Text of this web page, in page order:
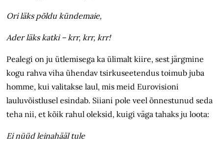
Ori läks põldu kündemaie,
Ader läks katki – krr, krr, krr!
Pealegi on ju ütlemisega ka ülimalt kiire, sest järgmine
kogu rahva viha ühendav tsirkuseetendus toimub juba
homme, kui valitakse laul, mis meid Eurovisioni
lauluvõistlusel esindab. Siiani pole veel õnnestunud seda
teha nii, et kõik rahul oleksid, kuigi väga tahaks ju loota:
Ei nüüd leinahääl tule